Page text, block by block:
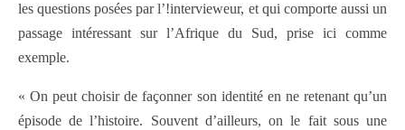
les questions posées par l’!intervieweur, et qui comporte aussi un
passage intéressant sur l’Afrique du Sud, prise ici comme
exemple.
« On peut choisir de façonner son identité en ne retenant qu’un
épisode de l’histoire. Souvent d’ailleurs, on le fait sous une